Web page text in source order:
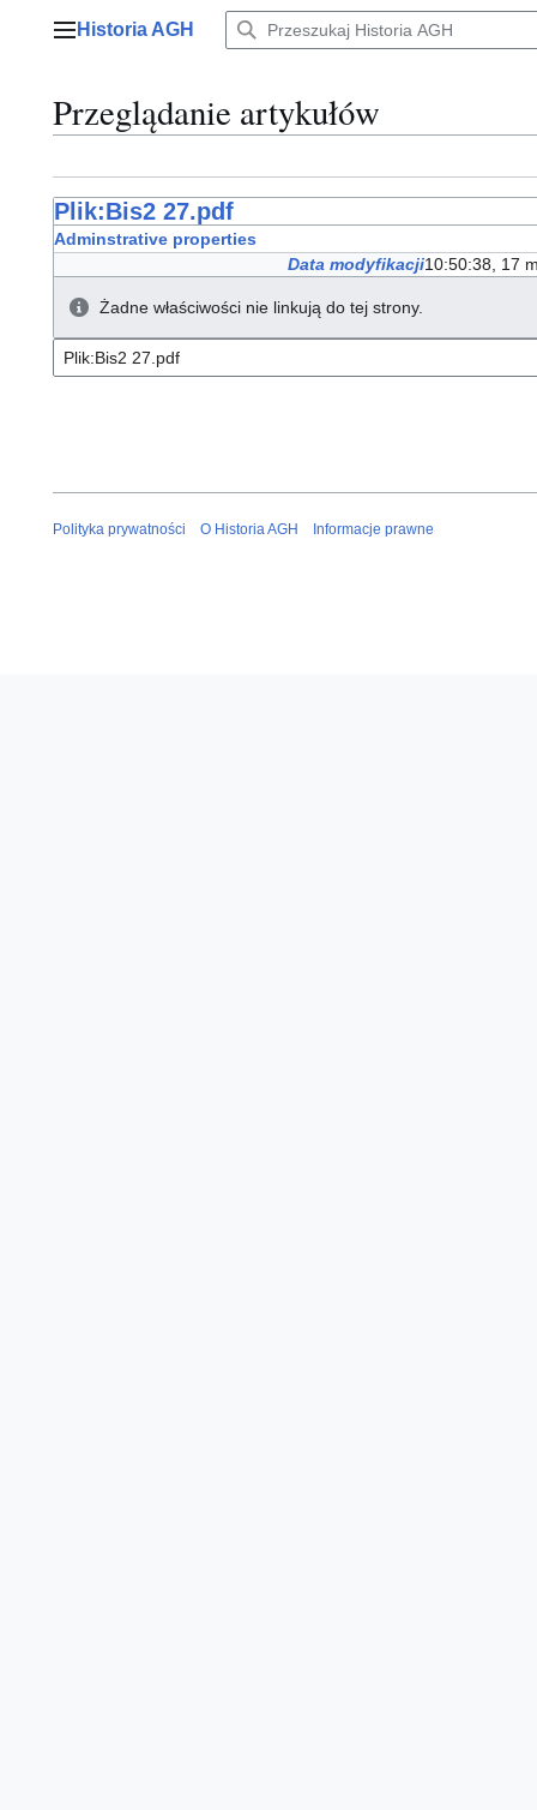
Menu główne
Historia AGH
Przeglądanie artykułów
Plik:Bis2 27.pdf
Adminstrative properties
Data modyfikacji10:50:38, 17
Żadne właściwości nie linkują do tej strony.
Polityka prywatności O Historia AGH Informacje prawne